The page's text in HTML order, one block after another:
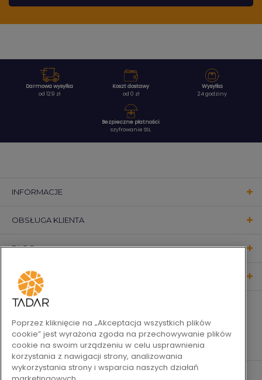
Darmowa wysyłka
od 129 zł
Koszt dostawy
od 0 zł
Wysyłka
24 godziny
Bezpieczne płatności
szyfrowanie SSL
INFORMACJE
OBSŁUGA KLIENTA
BLOG
KONTAKT
Poprzez kliknięcie na „Akceptacja wszystkich plików
cookie” jest wyrażona zgoda na przechowywanie plików
cookie na swoim urządzeniu w celu usprawnienia
korzystania z nawigacji strony, analizowania
wykorzystania strony i wsparcia naszych działań